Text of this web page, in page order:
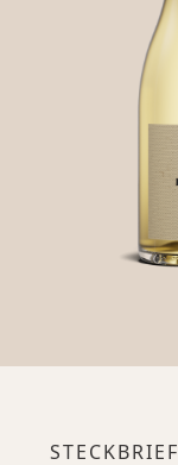
STECKBRIEF